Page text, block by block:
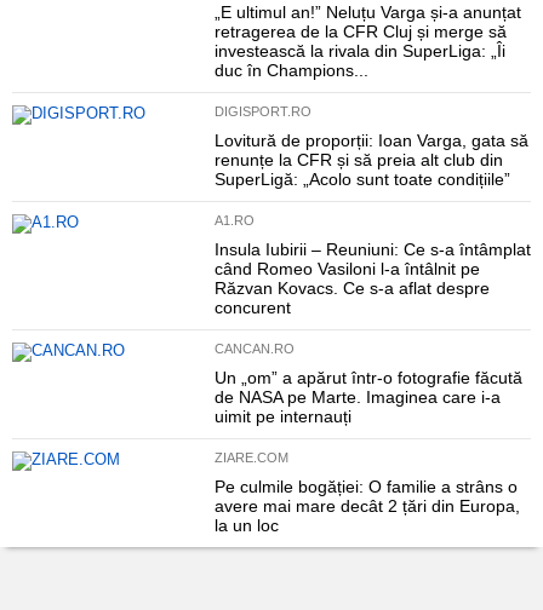
„E ultimul an!” Neluțu Varga și-a anunțat
retragerea de la CFR Cluj și merge să
investească la rivala din SuperLiga: „Îi
duc în Champions...
DIGISPORT.RO
Lovitură de proporții: Ioan Varga, gata să
renunțe la CFR și să preia alt club din
SuperLigă: „Acolo sunt toate condițiile”
A1.RO
Insula Iubirii – Reuniuni: Ce s-a întâmplat
când Romeo Vasiloni l-a întâlnit pe
Răzvan Kovacs. Ce s-a aflat despre
concurent
CANCAN.RO
Un „om” a apărut într-o fotografie făcută
de NASA pe Marte. Imaginea care i-a
uimit pe internauți
ZIARE.COM
Pe culmile bogăției: O familie a strâns o
avere mai mare decât 2 țări din Europa,
la un loc